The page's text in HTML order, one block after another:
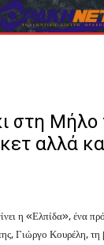
στη Μήλο
αλλά
η «Ελπίδα», ένα
Γιώργο Κουρέλη, τη